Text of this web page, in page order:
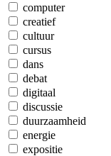
computer
creatief
cultuur
cursus
dans
debat
digitaal
discussie
duurzaamheid
energie
expositie